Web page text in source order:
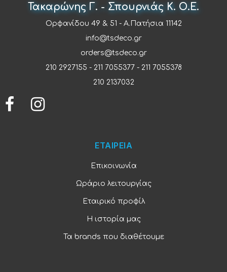
Τακαρώνης Γ. - Σπουρνιάς Κ. Ο.Ε.
Ορφανίδου 49 & 51 - Α.Πατήσια 11142
info@tsdeco.gr
orders@tsdeco.gr
210 2927155 - 211 7055377 - 211 7055378
210 2137032
ΕΤΑΙΡΕΙΑ
Επικοινωνία
Ωράριο λειτουργίας
Εταιρικό προφίλ
Η ιστορία μας
Τα brands που διαθέτουμε